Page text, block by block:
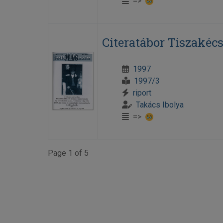
Citeratábor
1997
1997/3
riport
Takács Ibolya
=>
Page 1 of 5